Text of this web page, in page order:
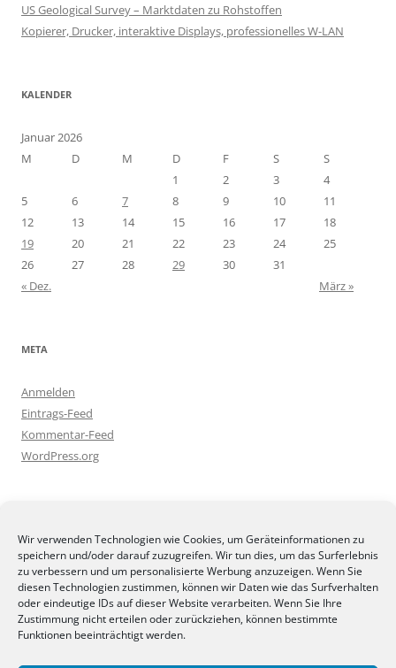
Wir verwenden Technologien wie Cookies, um Geräteinformationen zu
speichern und/oder darauf zuzugreifen. Wir tun dies, um das Surferlebnis
zu verbessern und um personalisierte Werbung anzuzeigen. Wenn Sie
diesen Technologien zustimmen, können wir Daten wie das Surfverhalten
oder eindeutige IDs auf dieser Website verarbeiten. Wenn Sie Ihre
Zustimmung nicht erteilen oder zurückziehen, können bestimmte
Funktionen beeinträchtigt werden.
US Geological Survey – Marktdaten zu Rohstoffen
Kopierer, Drucker, interaktive Displays, professionelles W-LAN
KALENDER
Januar 2026
M
D M D F S
S
1
2 3
4
5
6 7 8 9 10
11
12
13 14 15 16 17
18
19
20 21 22 23 24
25
26
27 28 29 30
31
« Dez.
März »
META
Anmelden
Eintrags-Feed
Kommentar-Feed
WordPress.org
BLOGGERAMT